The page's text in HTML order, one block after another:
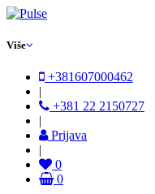
Više
+381607000462
|
+381 22 2150727
|
Prijava
|
0
0